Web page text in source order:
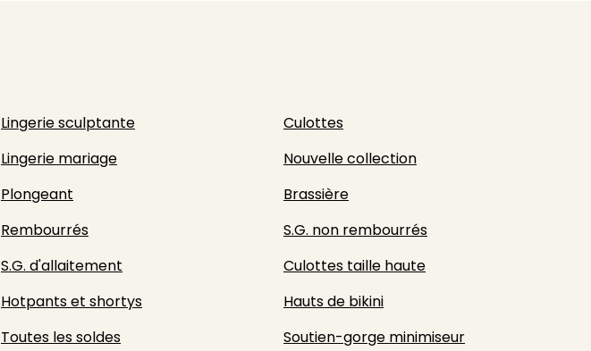
Lingerie sculptante
Culottes
Lingerie mariage
Nouvelle collection
Plongeant
Brassière
Rembourrés
S.G. non rembourrés
S.G. d'allaitement
Culottes taille haute
Hotpants et shortys
Hauts de bikini
Toutes les soldes Soutien-gorge minimiseur